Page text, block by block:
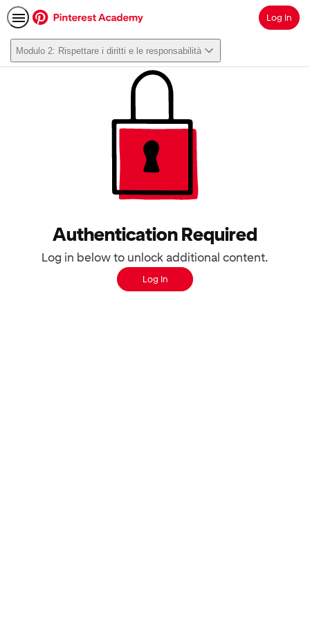
SearchLog In
Modulo 2: Rispettare i diritti e le responsabilità
Authentication Required
Log in below to unlock additional content.
Log In